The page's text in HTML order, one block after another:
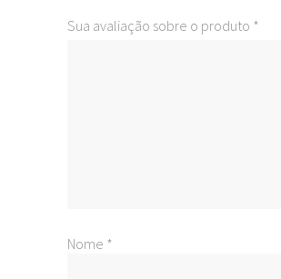
Sua avaliação sobre o produto *
Nome *